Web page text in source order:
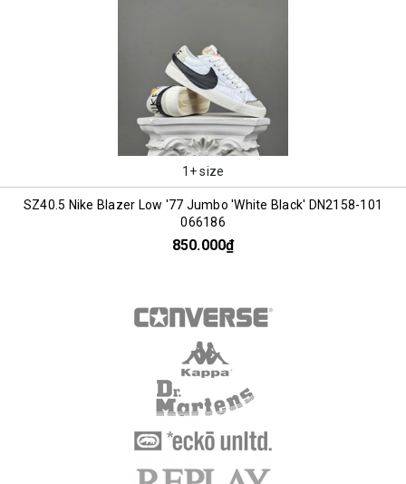
1+ size
SZ40.5 Nike Blazer Low '77 Jumbo 'White Black' DN2158-101
066186
850.000₫